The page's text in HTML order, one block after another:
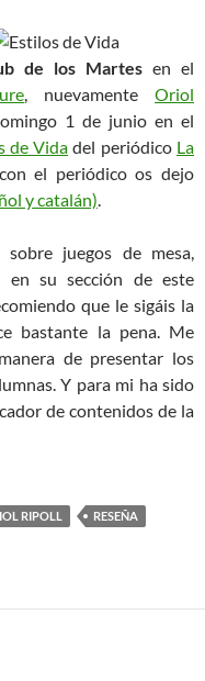
de los Martes en el
, nuevamenteOriol
1 de junio en el
de Vida del periódico La
el periódico os dejo
y catalán).
juegos de mesa,
en su sección de este
que le sigáis la
bastante la pena. Me
de presentar los
Y para mi ha sido
de contenidos de la
RIPOLL
RESEÑA